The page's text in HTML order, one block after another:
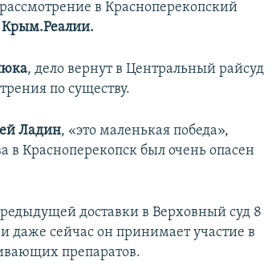
в Красноперекопский
Крым.Реалии.
, дело вернут в Центральный райсуд
по существу.
Ладин, «это маленькая победа»,
в Красноперекопск был очень опасен
доставки в Верховный суд 8
даже сейчас он принимает участие в
препаратов.